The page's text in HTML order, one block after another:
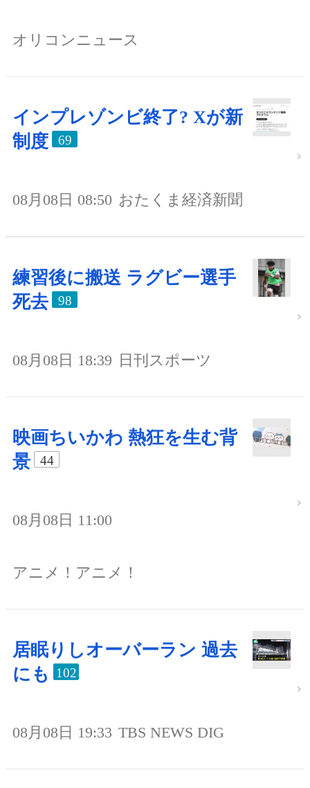
オリコンニュース
インプレゾンビ終了? Xが新
制度
69
08月08日 08:50 おたくま経済新聞
練習後に搬送 ラグビー選手
死去
98
08月08日 18:39 日刊スポーツ
映画ちいかわ 熱狂を生む背
景
44
08月08日 11:00
アニメ！アニメ！
居眠りしオーバーラン 過去
にも
102
08月08日 19:33 TBS NEWS DIG